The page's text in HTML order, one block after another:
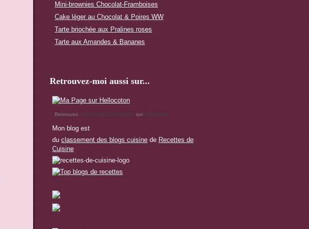
Mini-brownies Chocolat-Framboises
Cake léger au Chocolat & Poires WW
Tarte briochée aux Pralines roses
Tarte aux Amandes & Bananes
Retrouvez-moi aussi sur...
Retrouvez Juste histoire de gouter sur Hellocoton
Mon blog est
du classement des blogs cuisine de Recettes de
Cuisine